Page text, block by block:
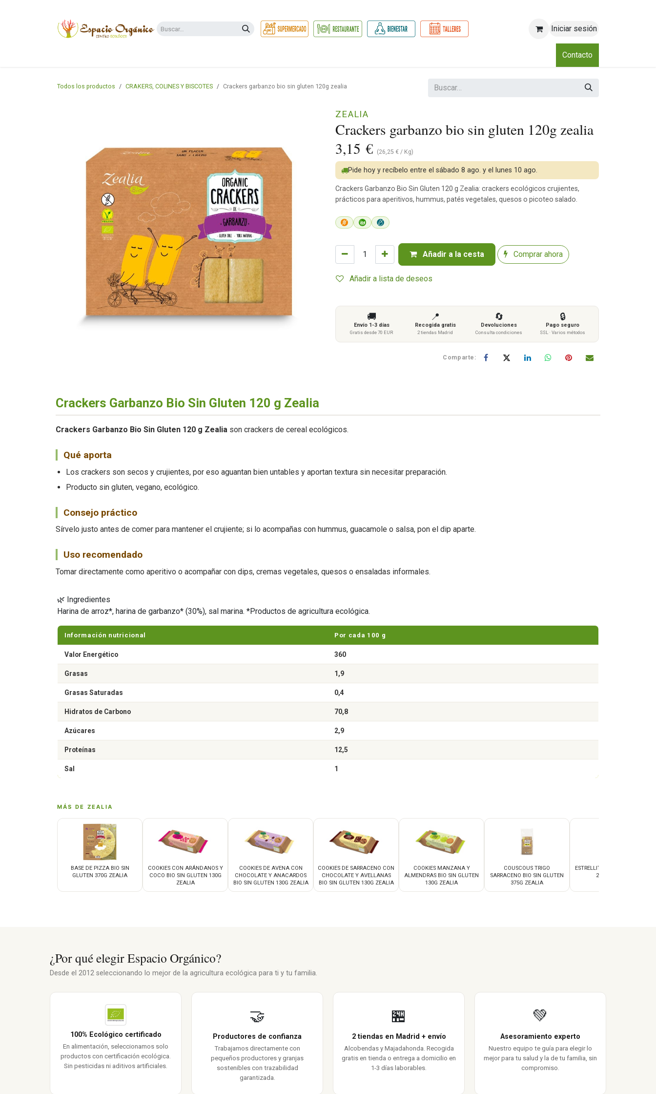
Iniciar sesión
Club
Contacto
Todos los productos CRAKERS, COLINES Y BISCOTES Crackers garbanzo bio sin gluten 120g zealia
Crackers garbanzo bio sin gluten 120g zealia
ZEALIA
3,15 € (26,25 € / Kg)
Añadir a la cesta Comprar ahora
Añadir a lista de deseos
Pide hoy y recíbelo entre el sábado 8 ago. y el lunes 10 ago.
Crackers Garbanzo Bio Sin Gluten 120 g Zealia: crackers ecológicos crujientes,
prácticos para aperitivos, hummus, patés vegetales, quesos o picoteo salado.
🚚
Envío 1-3 días
Gratis desde 70 EUR
📍
Recogida gratis
2 tiendas Madrid
🔄
Devoluciones
Consulta condiciones
🔒
Pago seguro
SSL · Varios métodos
Comparte:
Crackers Garbanzo Bio Sin Gluten 120 g Zealia
Crackers Garbanzo Bio Sin Gluten 120 g Zealia son crackers de cereal ecológicos.
Qué aporta
Los crackers son secos y crujientes, por eso aguantan bien untables y aportan textura sin necesitar preparación.
Producto sin gluten, vegano, ecológico.
Consejo práctico
Sírvelo justo antes de comer para mantener el crujiente; si lo acompañas con hummus, guacamole o salsa, pon el dip aparte.
Uso recomendado
Tomar directamente como aperitivo o acompañar con dips, cremas vegetales, quesos o ensaladas informales.
🌿 Ingredientes
Harina de arroz*, harina de garbanzo* (30%), sal marina. *Productos de agricultura ecológica.
Información nutricional Por cada 100 g
Valor Energético 360
Grasas 1,9
Grasas Saturadas 0,4
Hidratos de Carbono 70,8
Azúcares 2,9
Proteínas 12,5
Sal 1
MÁS DE ZEALIA
BASE DE PIZZA BIO SIN
GLUTEN 370G ZEALIA
COOKIES CON ARÁNDANOS Y
COCO BIO SIN GLUTEN 130G
ZEALIA
COOKIES DE AVENA CON
CHOCOLATE Y ANACARDOS
BIO SIN GLUTEN 130G ZEALIA
COOKIES DE SARRACENO CON
CHOCOLATE Y AVELLANAS
BIO SIN GLUTEN 130G ZEALIA
COOKIES MANZANA Y
ALMENDRAS BIO SIN GLUTEN
130G ZEALIA
COUSCOUS TRIGO
SARRACENO BIO SIN GLUTEN
375G ZEALIA
ESTRELLITAS BIO SIN GLUTEN
250G ZEALIA
¿Por qué elegir Espacio Orgánico?
Desde el 2012 seleccionando lo mejor de la agricultura ecológica para ti y tu familia.
100% Ecológico certificado
En alimentación, seleccionamos solo
productos con certificación ecológica.
Sin pesticidas ni aditivos artificiales.
🤝
Productores de confianza
Trabajamos directamente con
pequeños productores y granjas
sostenibles con trazabilidad
garantizada.
🏪
2 tiendas en Madrid + envío
Alcobendas y Majadahonda. Recogida
gratis en tienda o entrega a domicilio en
1-3 días laborables.
💚
Asesoramiento experto
Nuestro equipo te guía para elegir lo
mejor para tu salud y la de tu familia, sin
compromiso.